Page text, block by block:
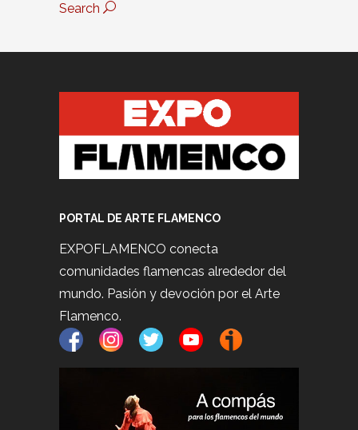
Search
PORTAL DE ARTE FLAMENCO
EXPOFLAMENCO conecta
comunidades flamencas alrededor del
mundo. Pasión y devoción por el Arte
Flamenco.